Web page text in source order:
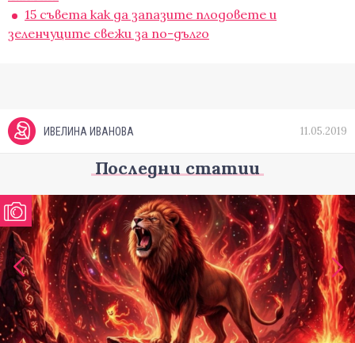
15 съвета как да запазите плодовете и
зеленчуците свежи за по-дълго
ИВЕЛИНА ИВАНОВА 11.05.2019
Последни статии